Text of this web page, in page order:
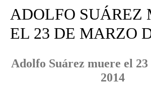
ADOLFO SUÁREZ
EL 23 DE MARZO
Adolfo Suárez muere el 23
2014